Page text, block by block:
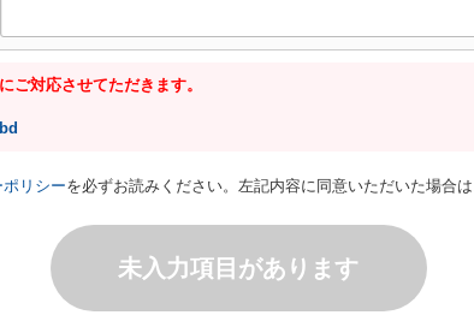
ご対応させてただきます。
リシーを必ずお読みください。左記内容に同意いただいた場合
未入力項目があります